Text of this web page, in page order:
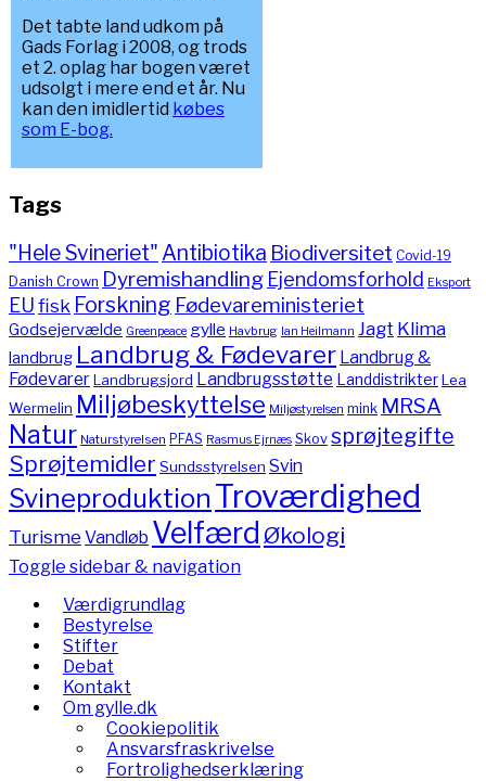
Det tabte land udkom på
Gads Forlag i 2008, og trods
et 2. oplag har bogen været
udsolgt i mere end et år. Nu
kan den imidlertid købes
som E-bog.
Tags
"Hele Svineriet" Antibiotika Biodiversitet Covid-19
Danish Crown Dyremishandling Ejendomsforhold Eksport
EUfisk Forskning Fødevareministeriet
Godsejervælde Greenpeace gylle Havbrug Ian Heilmann Jagt Klima
landbrug Landbrug & Fødevarer Landbrug &
FødevarerLandbrugsjord Landbrugsstøtte LanddistrikterLea
Wermelin Miljøbeskyttelse Miljøstyrelsen mink MRSA
Natur Naturstyrelsen PFAS Rasmus Ejrnæs Skov sprøjtegifte
Sprøjtemidler Sundsstyrelsen Svin
Svineproduktion Troværdighed
TurismeVandløb Velfærd Økologi
Toggle sidebar & navigation
Værdigrundlag
Bestyrelse
Stifter
Debat
Kontakt
Om gylle.dk
Cookiepolitik
Ansvarsfraskrivelse
Fortrolighedserklæring